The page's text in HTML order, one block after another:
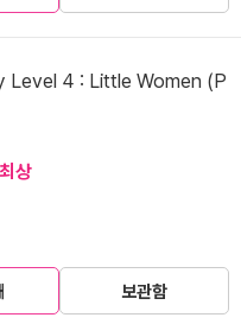
Level 4 : Little Women (P
최상
보관함